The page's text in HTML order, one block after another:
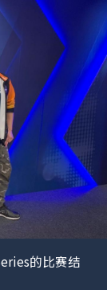
的比赛结